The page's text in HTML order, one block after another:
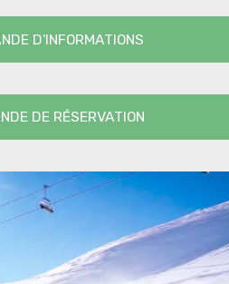
D'INFORMATIONS
DE RÉSERVATION